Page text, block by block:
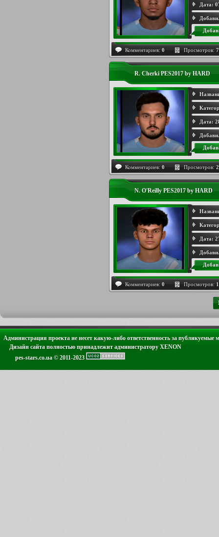
Дата:
Комментариев: 0 Просмотров:
R. Cherki PES2017 by HARD
Дата:
Комментариев: 0 Просмотров:
N. O'Reilly PES2017 by HARD
Дата:
Комментариев: 0 Просмотров:
Администрация проекта не несет какую-либо ответственность за публикуемые
Дизайн сайта полностью принадлежит администратору XENON
pes-stars.co.ua © 2011-2023